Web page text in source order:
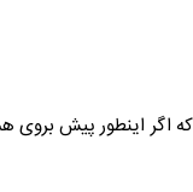
اینطور پیش بروی